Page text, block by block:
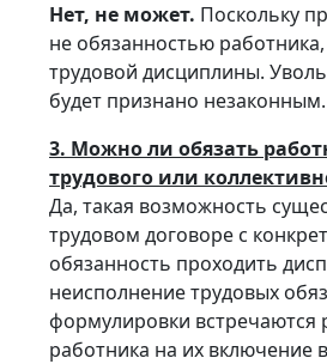
Нет, не может. Поскольку
не обязанностью
трудовой дисциплины.
будет признано незаконным.
3. Можно ли обязать
трудового или
Да, такая возможность
трудовом договоре с
обязанность проходить
неисполнение трудовых
формулировки встречаются
работника на их включение